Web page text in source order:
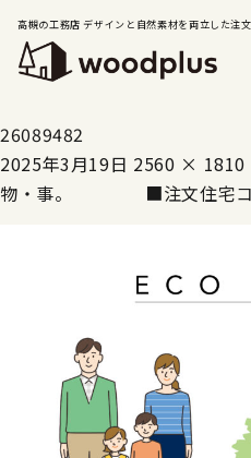
高槻の工務店 デザインと自然素材を両立した注
26089482
2025年3月19日 2560 × 1810
物・事。 ■注文住宅コ